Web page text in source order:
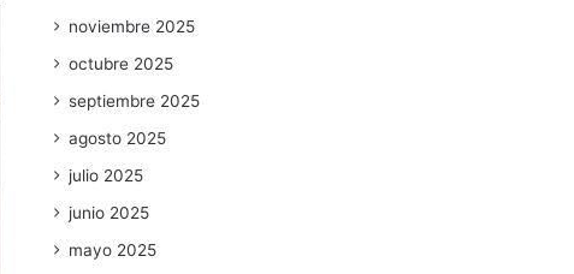
noviembre 2025
octubre 2025
septiembre 2025
agosto 2025
julio 2025
junio 2025
mayo 2025